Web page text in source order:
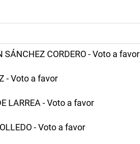
SÁNCHEZ CORDERO - Voto a favor
- Voto a favor
LARREA - Voto a favor
- Voto a favor